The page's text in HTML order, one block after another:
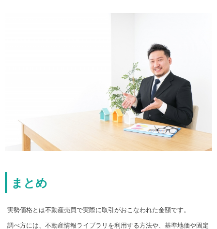
まとめ
実勢価格とは不動産売買で実際に取引がおこなわれた金額です。
調べ方には、不動産情報ライブラリを利用する方法や、基準地価や固定